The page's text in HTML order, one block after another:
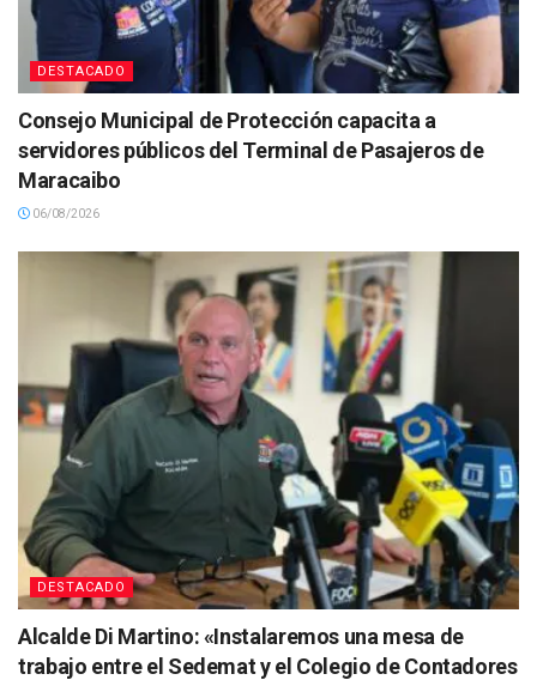
DESTACADO
Consejo Municipal de Protección capacita a
servidores públicos del Terminal de Pasajeros de
Maracaibo
06/08/2026
DESTACADO
Alcalde Di Martino: «Instalaremos una mesa de
trabajo entre el Sedemat y el Colegio de Contadores